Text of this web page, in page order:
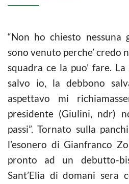
“Non ho chiesto nessuna
sono venuto perche’ credo
squadra ce la puo’ fare.
salvo io, la debbono
aspettavo mi
presidente (Giulini, ndr)
passi”. Tornato sulla
l’esonero di Gianfranco
pronto ad un debutto-
Sant’Elia di domani sera